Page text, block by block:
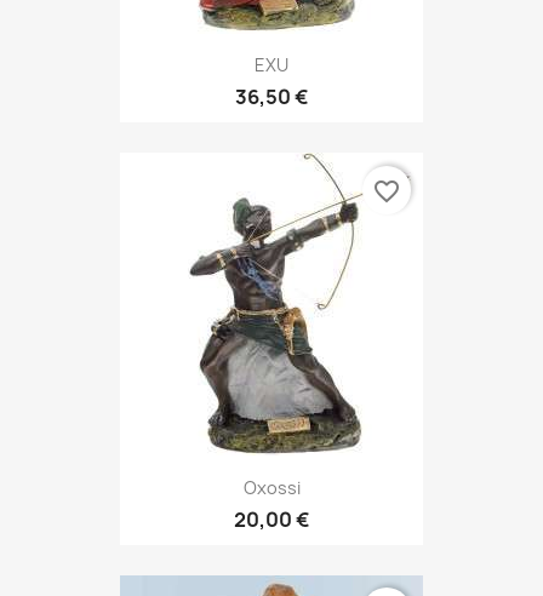
EXU
36,50 €
Oxossi
20,00 €
favorite_border